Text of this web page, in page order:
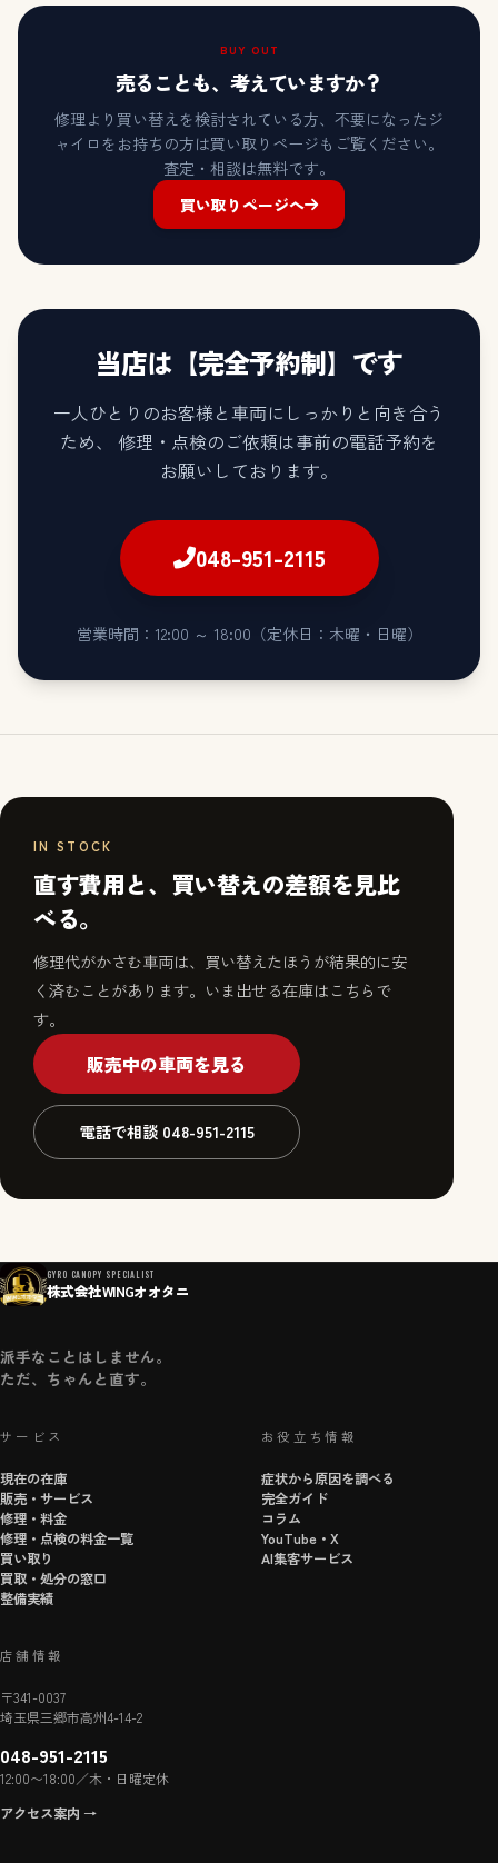
BUY OUT
売ることも、考えていますか？
修理より買い替えを検討されている方、不要になったジ
ャイロをお持ちの方は買い取りページもご覧ください。
査定・相談は無料です。
買い取りページへ
当店は【完全予約制】です
一人ひとりのお客様と車両にしっかりと向き合う
ため、
修理・点検のご依頼は事前の電話予約を
お願いしております。
048-951-2115
営業時間：12:00 ～ 18:00（定休日：木曜・日曜）
IN STOCK
直す費用と、買い替えの差額を見比
べる。
修理代がかさむ車両は、買い替えたほうが結果的に安
く済むことがあります。いま出せる在庫はこちらで
す。
販売中の車両を見る
電話で相談 048-951-2115
GYRO CANOPY SPECIALIST
株式会社WINGオオタニ
派手なことはしません。
ただ、ちゃんと直す。
サービス
現在の在庫
販売・サービス
修理・料金
修理・点検の料金一覧
買い取り
買取・処分の窓口
整備実績
お役立ち情報
症状から原因を調べる
完全ガイド
コラム
YouTube・X
AI集客サービス
店舗情報
〒341-0037
埼玉県三郷市高州4-14-2
048-951-2115
12:00〜18:00／木・日曜定休
アクセス案内 →